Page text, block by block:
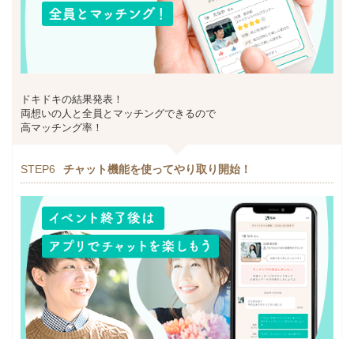
ドキドキの結果発表！
両想いの人と全員とマッチングできるので
高マッチング率！
STEP6 チャット機能を使ってやり取り開始！